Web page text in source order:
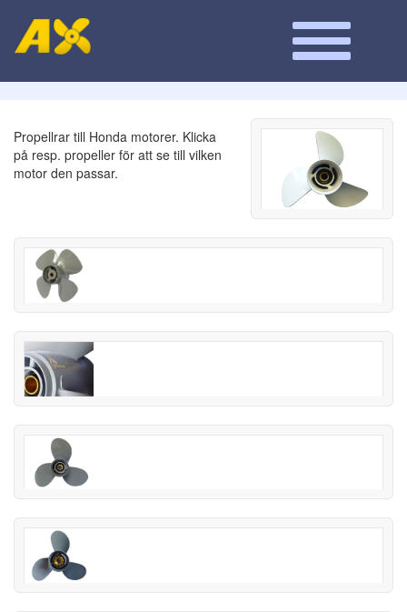
Propellrar till Honda motorer. Klicka
på resp. propeller för att se till vilken
motor den passar.